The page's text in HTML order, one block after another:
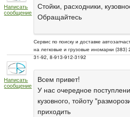
Написать
сообщение
Стойки, расходники,
Обращайтесь
Сервис по поиску и доставке
на легковые и грузовые иномарки (383)
31-92, 8-913-912-3192
Написать
сообщение
Всем привет!
У нас очередное
кузовного, тойоту
приходить